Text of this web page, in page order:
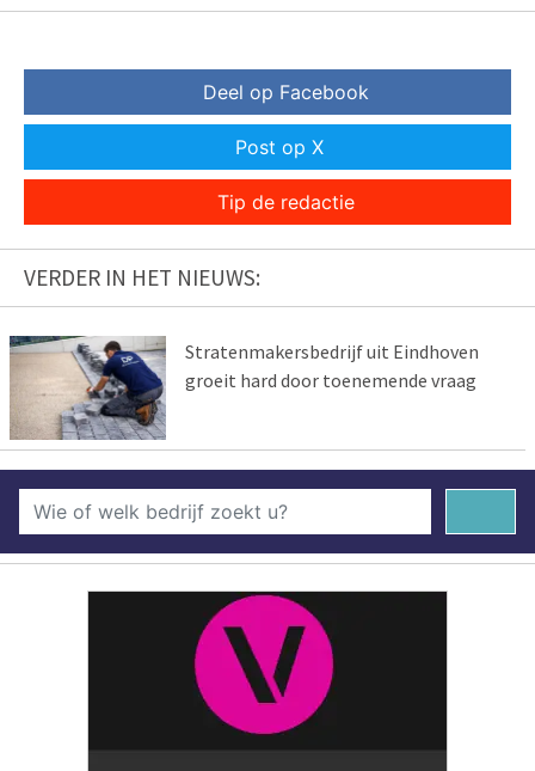
Deel op Facebook
Post op X
Tip de redactie
VERDER IN HET NIEUWS:
Stratenmakersbedrijf uit Eindhoven
groeit hard door toenemende vraag